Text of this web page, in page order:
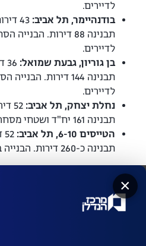
לדיירים.
בודנהיימר, תל אביב:
43
תבנינה 88 דירות.
לדיירים.
בן גוריון, גבעת שמואל:
תבנינה 144 דירות.
לדיירים.
נחלת יצחק, תל אביב:
52
תבנינה 161 יח"ד ושטחי מסחר. הבנייה בעיצומה.
הטייסים 6-10, תל אביב:
תבנינה כ-260 דירות. הבנייה בעיצומה.
×